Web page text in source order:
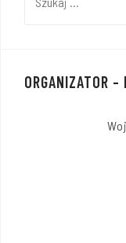
ORGANIZATOR –